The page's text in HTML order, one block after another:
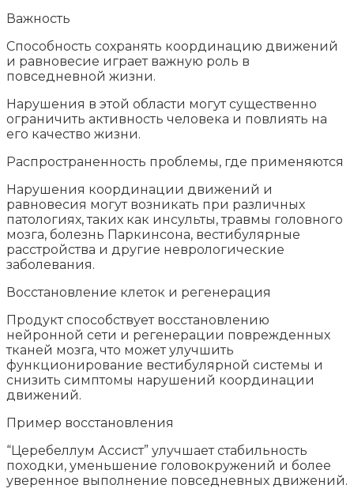
Важность
Способность сохранять координацию движений
и равновесие играет важную роль в
повседневной жизни.
Нарушения в этой области могут существенно
ограничить активность человека и повлиять на
его качество жизни.
Распространенность проблемы, где применяются
Нарушения координации движений и
равновесия могут возникать при различных
патологиях, таких как инсульты, травмы головного
мозга, болезнь Паркинсона, вестибулярные
расстройства и другие неврологические
заболевания.
Восстановление клеток и регенерация
Продукт способствует восстановлению
нейронной сети и регенерации поврежденных
тканей мозга, что может улучшить
функционирование вестибулярной системы и
снизить симптомы нарушений координации
движений.
Пример восстановления
“Церебеллум Ассист” улучшает стабильность
походки, уменьшение головокружений и более
уверенное выполнение повседневных движений.